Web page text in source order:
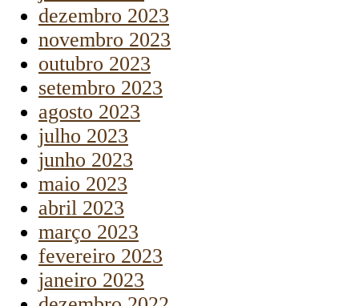
dezembro 2023
novembro 2023
outubro 2023
setembro 2023
agosto 2023
julho 2023
junho 2023
maio 2023
abril 2023
março 2023
fevereiro 2023
janeiro 2023